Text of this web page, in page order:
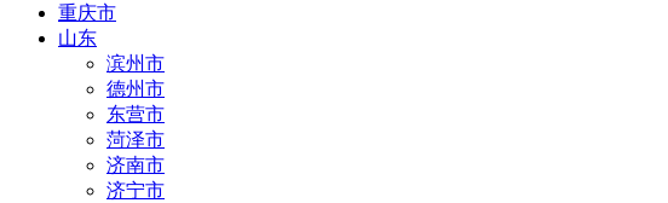
重庆市
山东
滨州市
德州市
东营市
菏泽市
济南市
济宁市